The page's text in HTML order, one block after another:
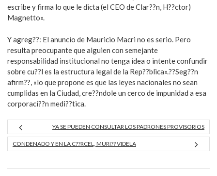
escribe y firma lo que le dicta (el CEO de Clar??n, H??ctor)
Magnetto».
Y agreg??: El anuncio de Mauricio Macri no es serio. Pero
resulta preocupante que alguien con semejante
responsabilidad institucional no tenga idea o intente confundir
sobre cu??l es la estructura legal de la Rep??blica».??Seg??n
afirm??, «lo que propone es que las leyes nacionales no sean
cumplidas en la Ciudad, cre??ndole un cerco de impunidad a esa
corporaci??n medi??tica.
YA SE PUEDEN CONSULTAR LOS PADRONES PROVISORIOS
CONDENADO Y EN LA C??RCEL, MURI?? VIDELA